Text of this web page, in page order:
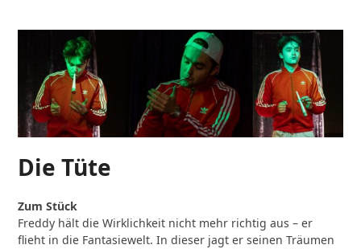
Die Tüte
Zum Stück
Freddy hält die Wirklichkeit nicht mehr richtig aus – er
flieht in die Fantasiewelt. In dieser jagt er seinen Träumen